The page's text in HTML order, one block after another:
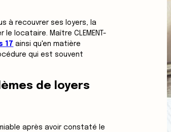
à recouvrer ses loyers, la
locataire. Maître CLEMENT-
17 ainsi qu'en matière
qui est souvent
de loyers
après avoir constaté le